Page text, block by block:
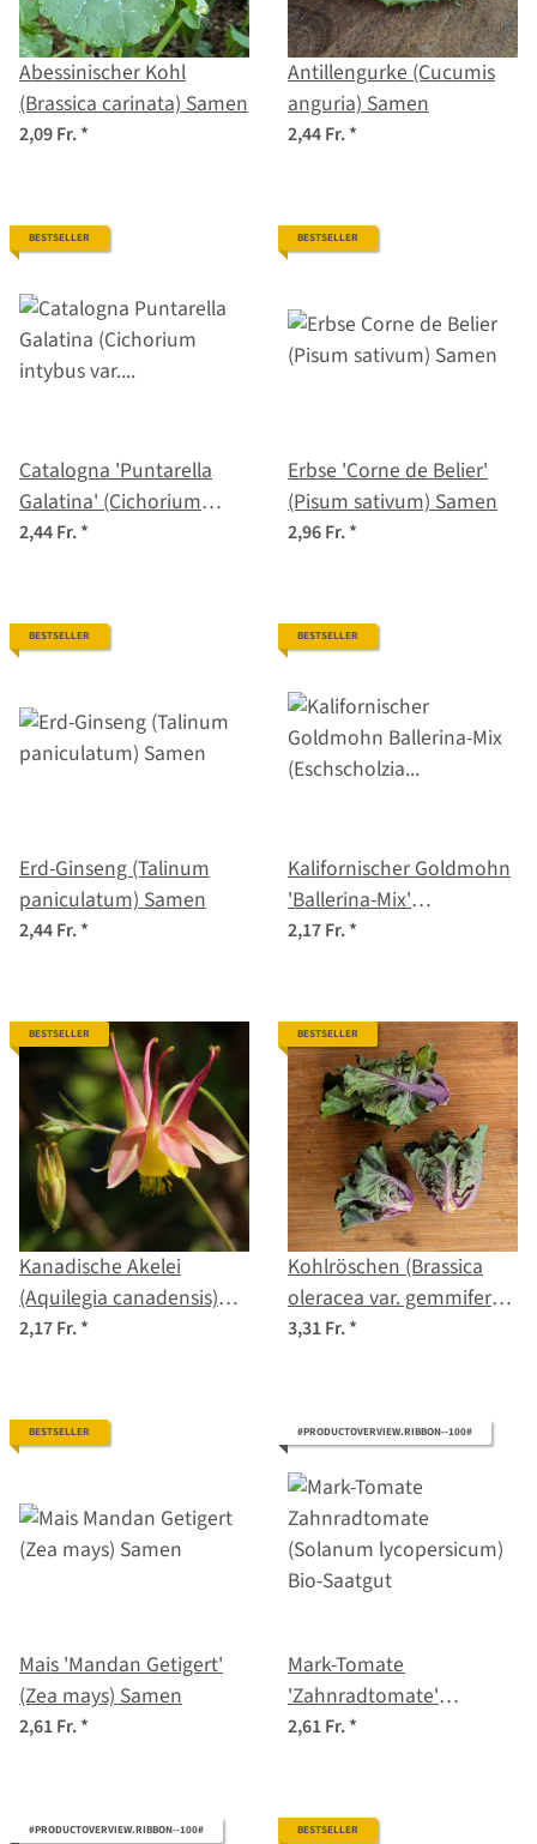
Abessinischer Kohl
(Brassica carinata) Samen
2,09 Fr.*
Antillengurke (Cucumis
anguria) Samen
2,44 Fr.*
BESTSELLER
Catalogna 'Puntarella
Galatina' (Cichorium
intybus var. foliosum)
2,44 Fr.*
BESTSELLER
Erbse 'Corne de Belier'
(Pisum sativum) Samen
2,96 Fr.*
BESTSELLER
Erd-Ginseng (Talinum
paniculatum) Samen
2,44 Fr.*
BESTSELLER
Kalifornischer Goldmohn
'Ballerina-Mix'
(Eschscholzia californica)
2,17 Fr.*
BESTSELLER
Kanadische Akelei
(Aquilegia canadensis)
Samen
2,17 Fr.*
BESTSELLER
Kohlröschen (Brassica
oleracea var. gemmifera x
sabellica) Samen
3,31 Fr.*
BESTSELLER
Mais 'Mandan Getigert'
(Zea mays) Samen
2,61 Fr.*
#PRODUCTOVERVIEW.RIBBON--100#
Mark-Tomate
'Zahnradtomate'
(Solanum lycopersicum)
2,61 Fr.*
#PRODUCTOVERVIEW.RIBBON--100# BESTSELLER